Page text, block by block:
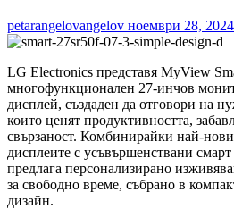
petarangelovangelov ноември 28, 2024
LG Electronics представя MyView
многофункционален 27-инчов
дисплей, създаден да отговори на
които ценят продуктивността,
свързаност. Комбинирайки най-
дисплеите с усъвършенствани
предлага персонализирано
за свободно време, събрано в
дизайн.